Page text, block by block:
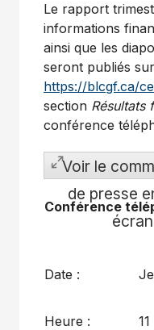
Le rapport
informations
ainsi que les
seront publiés
https://blcgf.ca/
section Résultats
conférence
Voir le
de presse
écran
Conférence
Date :
Heure :